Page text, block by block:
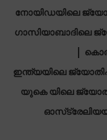
നോയിഡയിലെ
ഗാസിയാബാദിലെ
|
ഇന്ത്യയിലെ
യുകെ യിലെ